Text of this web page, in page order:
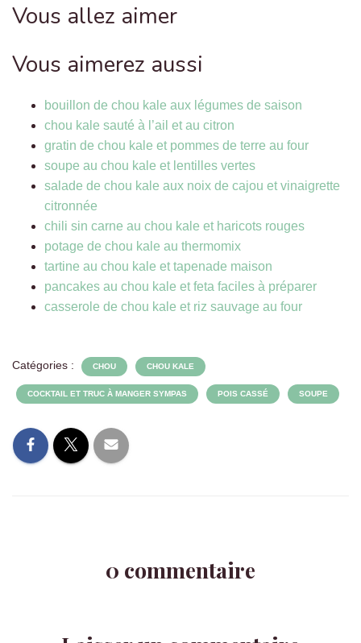
Vous allez aimer
Vous aimerez aussi
bouillon de chou kale aux légumes de saison
chou kale sauté à l’ail et au citron
gratin de chou kale et pommes de terre au four
soupe au chou kale et lentilles vertes
salade de chou kale aux noix de cajou et vinaigrette
citronnée
chili sin carne au chou kale et haricots rouges
potage de chou kale au thermomix
tartine au chou kale et tapenade maison
pancakes au chou kale et feta faciles à préparer
casserole de chou kale et riz sauvage au four
Catégories : CHOU CHOU KALE
COCKTAIL ET TRUC À MANGER SYMPAS POIS CASSÉ SOUPE
0 commentaire